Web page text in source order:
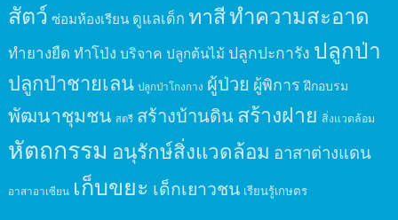
สัตว์ ซ่อมห้องเรียน ดูแลเด็ก ทาสีทำความสะอาด
ทำยางยืด ทำโป่ง บริจาค ปลูกต้นไม้ ปลูกปะการัง ปลูกป่า
ปลูกป่าชายเลน ปลูกป่าโกงกาง ผู้ป่วย ผู้พิการ ฝึกอบรม
พัฒนาชุมชน สตรี สร้างบ้านดินสร้างฝาย สิ่งแวดล้อม
หัตถกรรม อนุรักษ์สิ่งแวดล้อม อาสาต่างแดน
อาสาอาเซียน เก็บขยะ เด็กเยาวชน เรียนรู้เกษตร